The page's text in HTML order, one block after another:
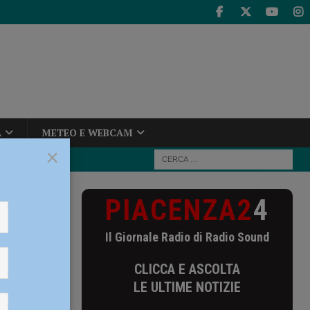
METEO E WEBCAM
(Bft Burzoni
PIACENZA24
Il Giornale Radio di Radio Sound
CLICCA E ASCOLTA
LE ULTIME NOTIZIE
×